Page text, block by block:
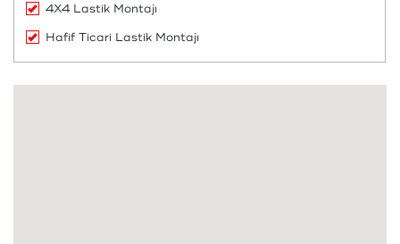
4X4 Lastik Montajı
Hafif Ticari Lastik Montajı